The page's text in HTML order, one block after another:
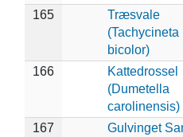
165
Træsvale
(Tachycineta
bicolor)
166
Kattedrossel
(Dumetella
carolinensis)
167
Gulvinget